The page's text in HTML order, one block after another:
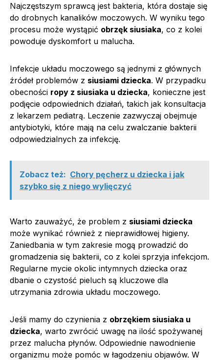
Najczęstszym sprawcą jest bakteria, która dostaje się
do drobnych kanalików moczowych. W wyniku tego
procesu może wystąpić obrzęk siusiaka, co z kolei
powoduje dyskomfort u malucha.
Infekcje układu moczowego są jednymi z głównych
źródeł problemów z siusiami dziecka. W przypadku
obecności ropy z siusiaka u dziecka, konieczne jest
podjęcie odpowiednich działań, takich jak konsultacja
z lekarzem pediatrą. Leczenie zazwyczaj obejmuje
antybiotyki, które mają na celu zwalczanie bakterii
odpowiedzialnych za infekcję.
Zobacz też: Chory pęcherz u dziecka i jak
szybko się z niego wylięczyć
Warto zauważyć, że problem z siusiami dziecka
może wynikać również z nieprawidłowej higieny.
Zaniedbania w tym zakresie mogą prowadzić do
gromadzenia się bakterii, co z kolei sprzyja infekcjom.
Regularne mycie okolic intymnych dziecka oraz
dbanie o czystość pieluch są kluczowe dla
utrzymania zdrowia układu moczowego.
Jeśli mamy do czynienia z obrzękiem siusiaka u
dziecka, warto zwrócić uwagę na ilość spożywanej
przez malucha płynów. Odpowiednie nawodnienie
organizmu może pomóc w łagodzeniu objawów. W